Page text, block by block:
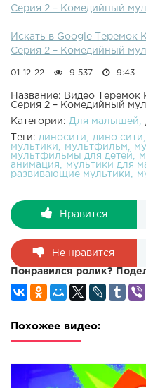
Серия 2 – Комедийный
Искать в Google Теремок
Серия 2 – Комедийный
01-12-22 9 537 9:43
Название: Видео Теремок
Серия 2 – Комедийный
Категории: Для малышей
Теги: диносити дино сити
мультики
мультфильм
мультфильмы для детей
анимация
мультики для
развивающие мультики
Нравится
Не нравится
Понравился ролик?
Похожее видео: